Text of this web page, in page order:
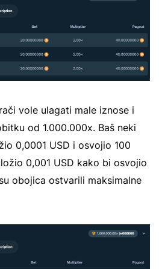
vole ulagati male iznose i
od 1.000.000x. Baš neki
0,0001 USD i osvojio 100
0,001 USD kako bi osvojio
obojica ostvarili maksimalne